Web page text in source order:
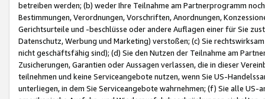
betreiben werden; (b) weder Ihre Teilnahme am Partnerprogramm
Bestimmungen, Verordnungen, Vorschriften, Anordnungen,
Gerichtsurteile und -beschlüsse oder andere Auflagen einer für Sie
Datenschutz, Werbung und Marketing) verstoßen; (c) Sie
nicht geschäftsfähig sind); (d) Sie den Nutzen der Teilnahme am
Zusicherungen, Garantien oder Aussagen verlassen, die in dieser
teilnehmen und keine Serviceangebote nutzen, wenn Sie US-
unterliegen, in dem Sie Serviceangebote wahrnehmen; (f) Sie alle